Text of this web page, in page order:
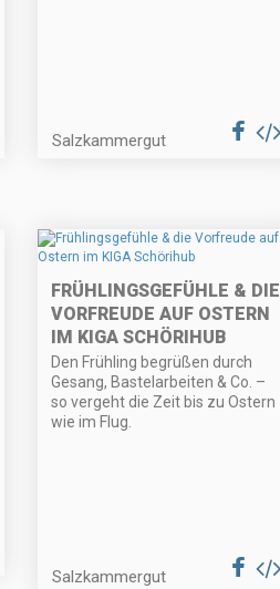
Salzkammergut
FRÜHLINGSGEFÜHLE & DIE
VORFREUDE AUF OSTERN
IM KIGA SCHÖRIHUB
Den Frühling begrüßen durch
Gesang, Bastelarbeiten & Co. –
so vergeht die Zeit bis zu Ostern
wie im Flug.
Salzkammergut